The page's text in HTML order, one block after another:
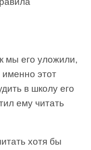
мы его уложили,
именно этот
в школу его
ему читать
хотя бы